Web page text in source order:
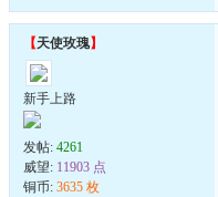
【天使玫瑰】
新手上路
发帖: 4261
威望: 11903 点
铜币: 3635 枚